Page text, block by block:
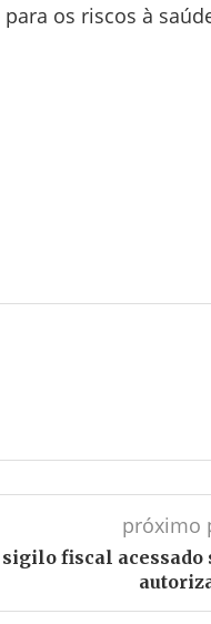
os riscos à
próximo
fiscal acessado